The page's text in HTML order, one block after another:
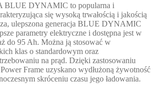
BLUE DYNAMIC to popularna i
się wysoką trwałością i jakością
ulepszona generacja BLUE DYNAMIC
parametry elektryczne i dostępna jest w
do 95 Ah. Można ją stosować w
klas o standardowym oraz
na prąd. Dzięki zastosowaniu
Frame uzyskano wydłużoną żywotność
skróceniu czasu jego ładowania.